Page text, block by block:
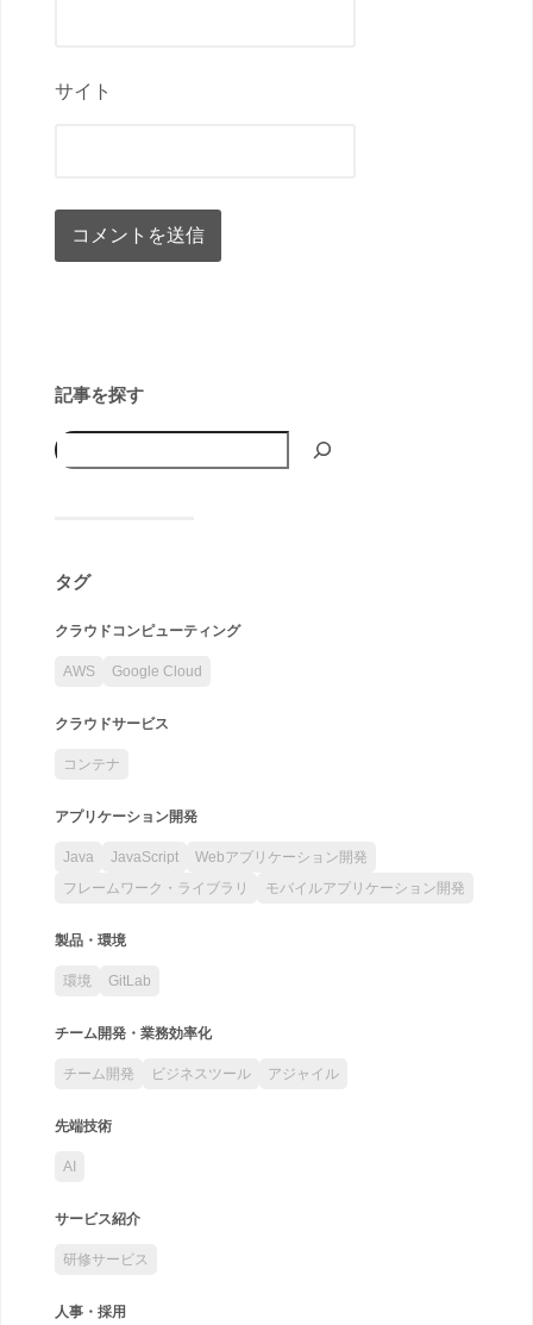
サイト
記事を探す
タグ
クラウドコンピューティング
AWS Google Cloud
クラウドサービス
コンテナ
アプリケーション開発
Java JavaScript
Webアプリケーション開発
フレームワーク・ライブラリ
モバイルアプリケーション開発
製品・環境
環境 GitLab
チーム開発・業務効率化
チーム開発 ビジネスツール アジャイル
先端技術
AI
サービス紹介
研修サービス
人事・採用